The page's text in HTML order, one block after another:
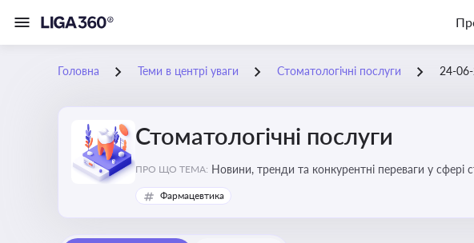
Головна Теми в центрі уваги Стоматологічні послуги 24-
Стоматологічні послуги
ПРО ЩО ТЕМА: Новини, тренди та конкурентні переваги у сфері
обслуговування
Фармацевтика